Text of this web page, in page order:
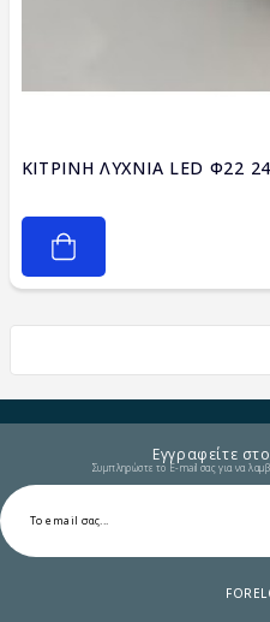
ΚΙΤΡΙΝΗ ΛΥΧΝΙΑ LED Φ22
Εγγραφείτε
Συμπληρώστε το E-mail σας για να